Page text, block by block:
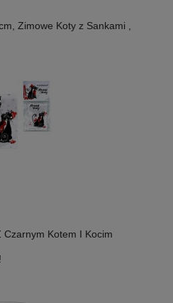
Zimowe Koty z Sankami ,
Kotem I Kocim